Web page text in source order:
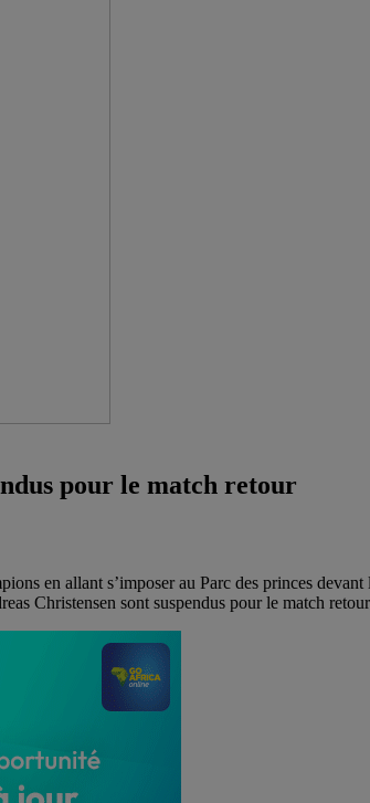
pour le match retour
en allant s’imposer au Parc des princes
Christensen sont suspendus pour le match